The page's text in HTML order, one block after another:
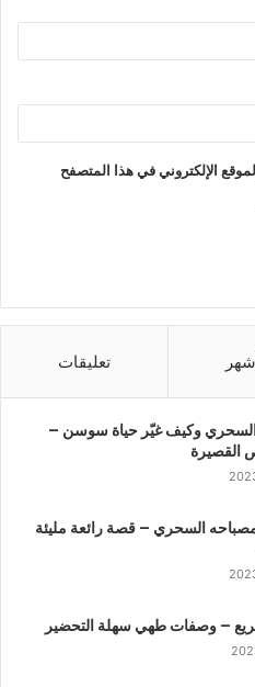
الإلكتروني في هذا المتصفح
تعليقات
السحري وكيف غيّر حياة سوسن –
القصيرة
السحري – قصة رائعة مليئة
– وصفات طهي سهلة التحضير